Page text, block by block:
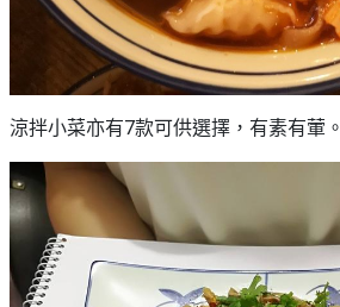
涼拌小菜亦有7款可供選擇，有素有葷。